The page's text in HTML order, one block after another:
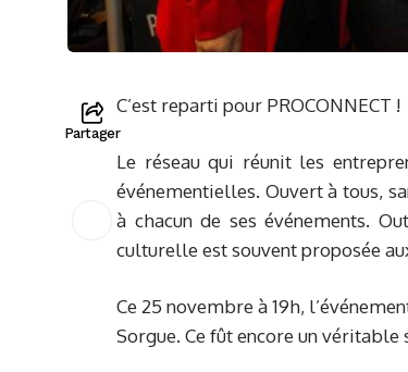
Partager
C’est reparti pour PROCONNECT !
Le réseau qui réunit les
événementielles. Ouvert à tous,
à chacun de ses événements.
culturelle est souvent proposée
Ce 25 novembre à 19h,
Sorgue. Ce fût encore un véritable